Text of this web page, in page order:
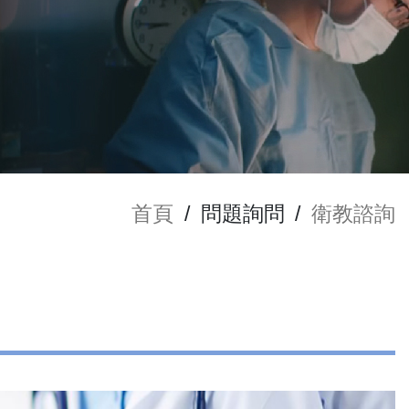
首頁 / 問題詢問 / 衛教諮詢